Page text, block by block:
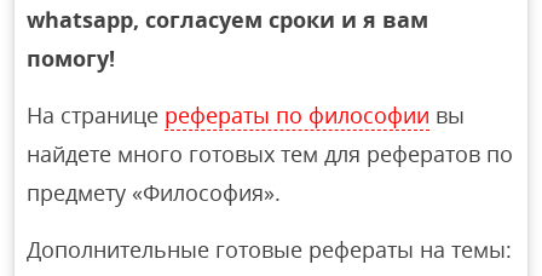
whatsapp, согласуем сроки и я вам
помогу!
На странице рефераты по философии вы
найдете много готовых тем для рефератов по
предмету «Философия».
Дополнительные готовые рефераты на темы: